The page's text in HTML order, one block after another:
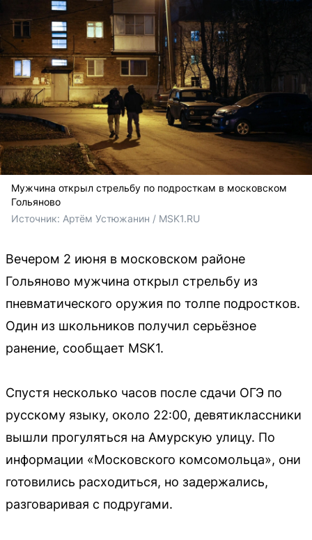
Мужчина открыл стрельбу по подросткам в московском
Гольяново
Источник: Артём Устюжанин / MSK1.RU
Вечером 2 июня в московском районе
Гольяново мужчина открыл стрельбу из
пневматического оружия по толпе подростков.
Один из школьников получил серьёзное
ранение, сообщает MSK1.
Спустя несколько часов после сдачи ОГЭ по
русскому языку, около 22:00, девятиклассники
вышли прогуляться на Амурскую улицу. По
информации «Московского комсомольца», они
готовились расходиться, но задержались,
разговаривая с подругами.